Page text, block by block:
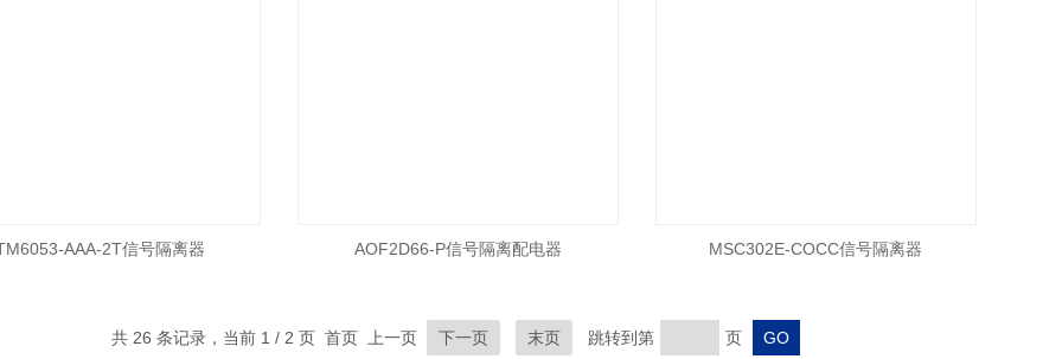
AAA-2T信号隔离器 AOF2D66-P信号隔离配电器 MSC302E-COCC信号隔离器
共 26 条记录，当前 1 / 2 页 首页 上一页 下一页 末页 跳转到第 页